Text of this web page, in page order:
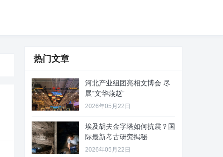
热门文章
河北产业组团亮相文博会 尽
展“文华燕赵”
2026年05月22日
埃及胡夫金字塔如何抗震？国
际最新考古研究揭秘
2026年05月22日